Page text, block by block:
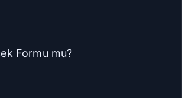
Formu mu?